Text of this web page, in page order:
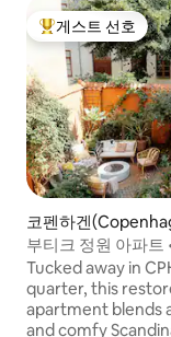
상위 게스트 선호
게스트 선호
코펜하겐
트
부티크 정원 아파트
Tucked away in
quarter, this
apartment blends
and comfy